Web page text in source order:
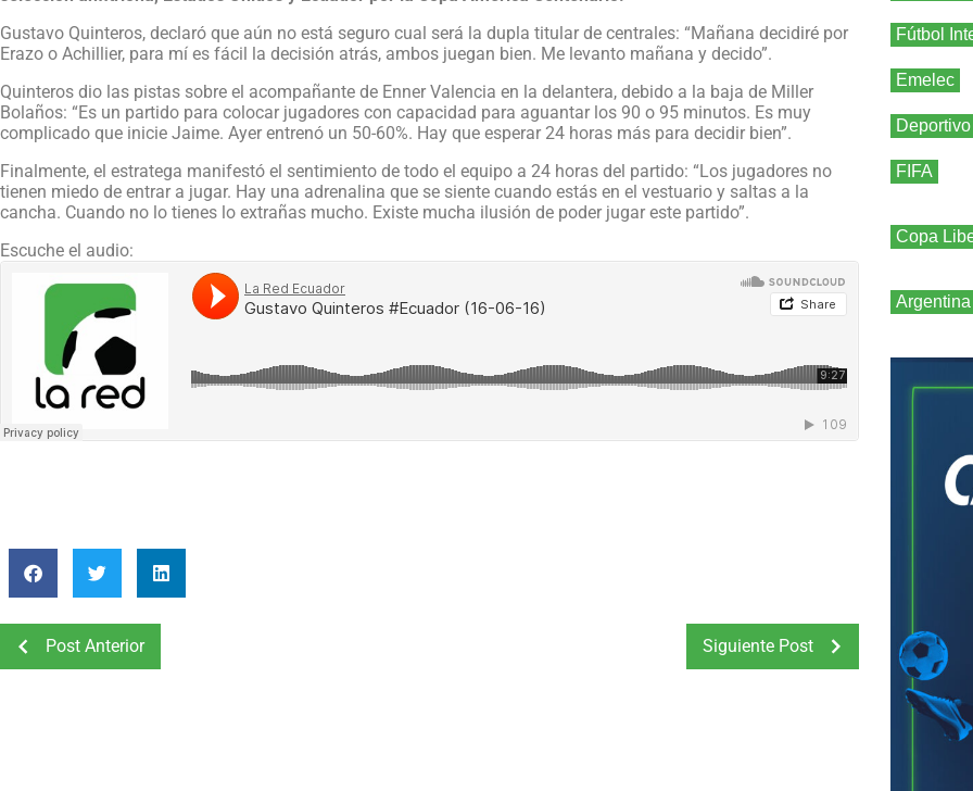
Gustavo Quinteros, declaró que aún no está seguro cual será la dupla titular de centrales: “Mañana decidiré por
Erazo o Achillier, para mí es fácil la decisión atrás, ambos juegan bien. Me levanto mañana y decido”.
Quinteros dio las pistas sobre el acompañante de Enner Valencia en la delantera, debido a la baja de Miller
Bolaños: “Es un partido para colocar jugadores con capacidad para aguantar los 90 o 95 minutos. Es muy
complicado que inicie Jaime. Ayer entrenó un 50-60%. Hay que esperar 24 horas más para decidir bien”.
Finalmente, el estratega manifestó el sentimiento de todo el equipo a 24 horas del partido: “Los jugadores no
tienen miedo de entrar a jugar. Hay una adrenalina que se siente cuando estás en el vestuario y saltas a la
cancha. Cuando no lo tienes lo extrañas mucho. Existe mucha ilusión de poder jugar este partido”.
Escuche el audio:
Post Anterior Siguiente Post
Fútbol
Emelec
FIFA
Copa
Argentina